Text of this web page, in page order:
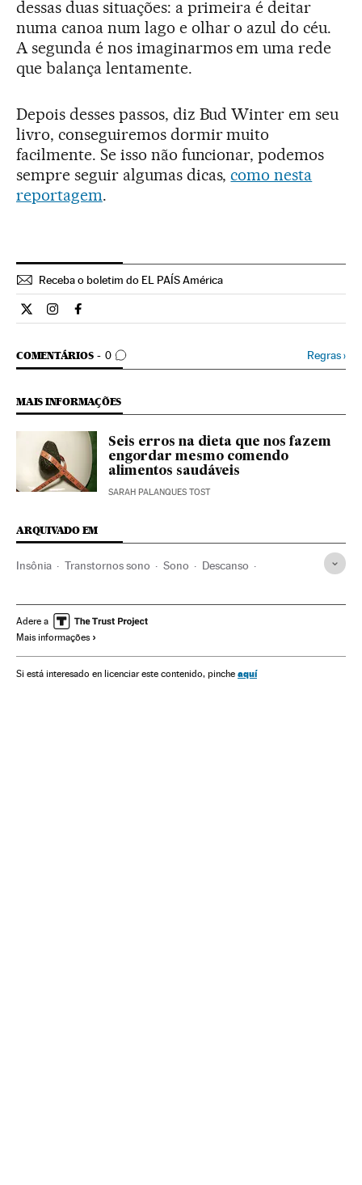
dessas duas situações: a primeira é deitar
numa canoa num lago e olhar o azul do céu.
A segunda é nos imaginarmos em uma rede
que balança lentamente.
Depois desses passos, diz Bud Winter em seu
livro, conseguiremos dormir muito
facilmente. Se isso não funcionar, podemos
sempre seguir algumas dicas,como nesta
reportagem.
Receba o boletim do EL PAÍS América
Estilo El País Brasil en Twitter
Estilo El País Brasil en Instagram
Estilo El País Brasil en Facebook
COMENTÁRIOS 0
COMENTÁRIOS Regras›
MAIS INFORMAÇÕES
Seis erros na dieta que nos fazem
engordar mesmo comendo
alimentos saudáveis
SARAH PALANQUES TOST
ARQUIVADO EM
Insônia Transtornos sono Sono Descanso
Saúde Biologia Ciências naturais
Adere a
Mais informações
Si está interesado en licenciar este contenido, pinche aquí